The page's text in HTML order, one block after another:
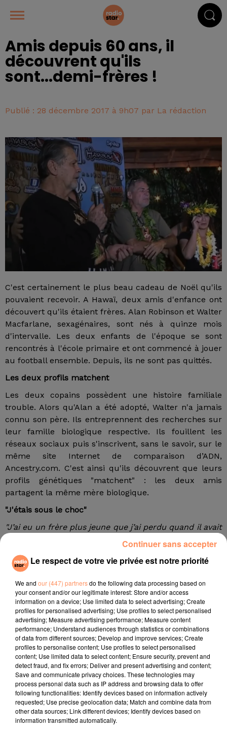
Amis depuis 60 ans, il
découvrent qu'ils
sont...demi-frères !
Publié : 28 décembre 2017 à 9h07 par La rédaction
C'est certainement le plus beau cadeau de Noël qu'ils
pouvaient recevoir. A Hawaï, deux amis d'enfance ont
découvert qu'ils étaient frères. Alan Robinson et Walter
Macfarlane, sexagénaires, sont nés à quinze mois
d'intervalle. Les deux enfants de l'époque se sont
rencontrés à l'école primaire et ont commencé à jouer
au football ensemble. Depuis, ils ne sont pas quittés.
Les deux profils matchent
Les deux copains possèdent une histoire familiale
trouble. Alors qu'Alan a été adopté, Walter n'a jamais
connu son père. Ils entreprennent des recherches sur
leur famille biologique respective. Ils fouillent les
réseaux sociaux puis s'inscrivent, sans le savoir, sur le
même site Internet de comparaison d’ADN,
Ancestry.com. C'est ainsi qu'ils découvrent que leurs
profils génétiques "matchent" : les deux amis
partagent la même mère biologique.
"J'étais sous le choc"
"J’ai eu un frère plus jeune que j’ai perdu quand il avait
19 ans, donc je n’ai jamais eu de nièces ni de neveux.
Je pensais que je ne connaîtrais jamais ma mère
biologique, je n’aurais jamais de nièces ou de neveux",
Khon2 TV. Et d’ajouter :"C'était une expérience
bouleversante. C'est toujours bouleversant",a dit
Robinson à la station de nouvelles hawaïenne Khon2.
Je ne sais pas combien de temps ça va me prendre
pour passer par-dessus ce sentiment. J’étais sous le
choc - c’était un véritable choc - mais en y repensant,
c’est vrai que l’on se ressemble beaucoup",reconnaît
Walter.
Une nouvelle que Walter et Alan ont eu le bonheur
d'annoncer à leur proches lors d'une réunion de
famille à l'approche de Noël. Les deux frères
envisagent de profiter de leur retraite en voyageant
Le respect de votre vie privée est notre priorité
We and our (447) partnersdo the following data processing based on
your consent and/or our legitimate interest: Store and/or access
information on a device; Use limited data to select advertising; Create
profiles for personalised advertising; Use profiles to select personalised
advertising; Measure advertising performance; Measure content
performance; Understand audiences through statistics or combinations
of data from different sources; Develop and improve services; Create
profiles to personalise content; Use profiles to select personalised
content; Use limited data to select content; Ensure security, prevent and
detect fraud, and fix errors; Deliver and present advertising and content;
Save and communicate privacy choices. These technologies may
process personal data such as IP address and browsing data to offer
following functionalities: Identify devices based on information actively
requested; Use precise geolocation data; Match and combine data from
other data sources; Link different devices; Identify devices based on
information transmitted automatically.
Continuer sans accepter